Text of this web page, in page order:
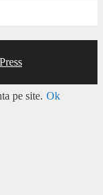
pe site. Ok